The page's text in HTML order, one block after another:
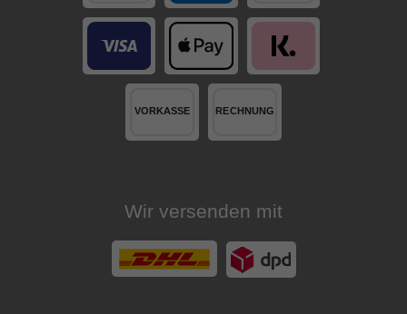
Wir versenden mit